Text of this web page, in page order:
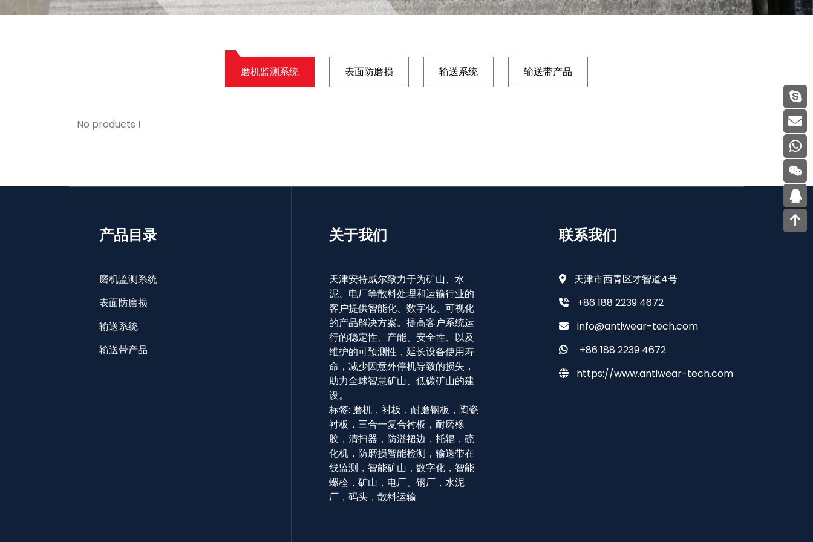
磨机监测系统 表面防磨损 输送系统 输送带产品
No products !
产品目录
磨机监测系统
表面防磨损
输送系统
输送带产品
关于我们
天津安特威尔致力于为矿山、水
泥、电厂等散料处理和运输行业的
客户提供智能化、数字化、可视化
的产品解决方案。提高客户系统运
行的稳定性、产能、安全性、以及
维护的可预测性，延长设备使用寿
命，减少因意外停机导致的损失，
助力全球智慧矿山、低碳矿山的建
设。
标签: 磨机，衬板，耐磨钢板，陶瓷
衬板，三合一复合衬板，耐磨橡
胶，清扫器，防溢裙边，托辊，硫
化机，防磨损智能检测，输送带在
线监测，智能矿山，数字化，智能
螺栓，矿山，电厂、钢厂，水泥
厂，码头，散料运输
联系我们
天津市西青区才智道4号
+86 188 2239 4672
info@antiwear-tech.com
+86 188 2239 4672
https://www.antiwear-tech.com